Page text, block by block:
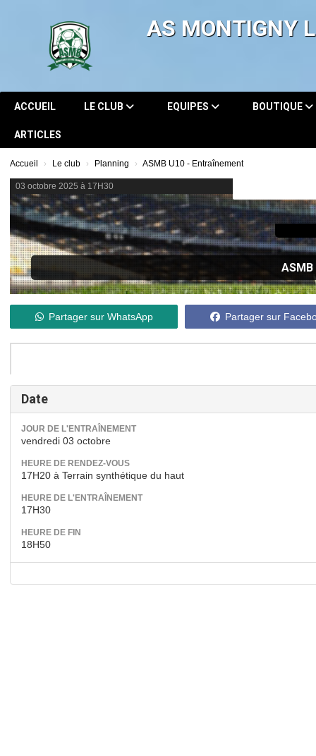
AS MONTIGNY
ACCUEIL LE CLUB EQUIPES BOUTIQUE
ARTICLES
Accueil Le club Planning ASMB U10 - Entraînement
03 octobre 2025 à 17H30
ASMB
Partager sur WhatsApp Partager sur
Date
JOUR DE L'ENTRAÎNEMENT
vendredi 03 octobre
HEURE DE RENDEZ-VOUS
17H20 à Terrain synthétique du haut
HEURE DE L'ENTRAÎNEMENT
17H30
HEURE DE FIN
18H50